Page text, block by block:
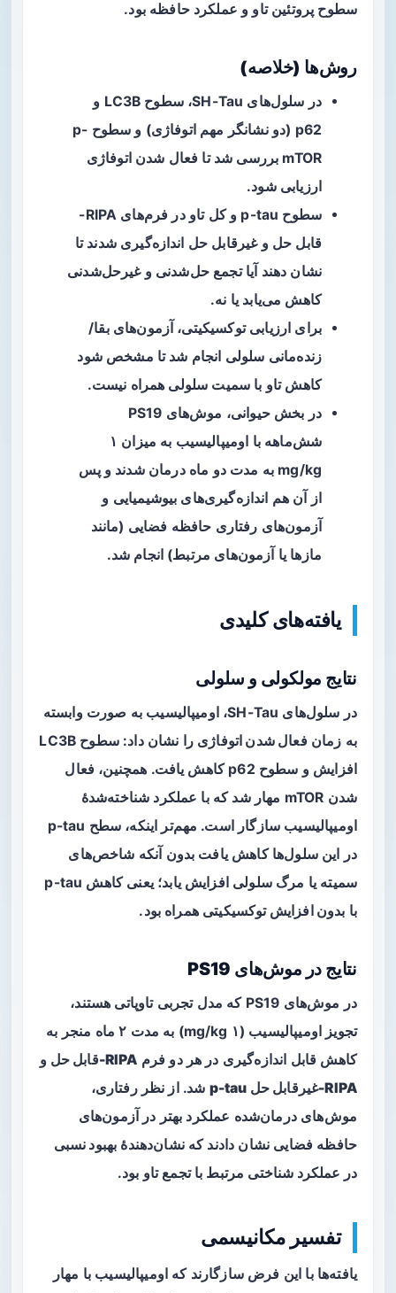
سطوح پروتئین تاو و عملکرد حافظه بود.
روش‌ها (خلاصه)
در سلول‌های SH-Tau، سطوح LC3B و
p62 (دو نشانگر مهم اتوفاژی) و سطوح p-
mTOR بررسی شد تا فعال شدن اتوفاژی
ارزیابی شود.
سطوح p-tau و کل تاو در فرم‌های RIPA-
قابل حل و غیرقابل حل اندازه‌گیری شدند تا
نشان دهند آیا تجمع حل‌شدنی و غیرحل‌شدنی
کاهش می‌یابد یا نه.
برای ارزیابی توکسیکیتی، آزمون‌های بقا/
زنده‌مانی سلولی انجام شد تا مشخص شود
کاهش تاو با سمیت سلولی همراه نیست.
در بخش حیوانی، موش‌های PS19
شش‌ماهه با اومیپالیسیب به میزان ۱
mg/kg به مدت دو ماه درمان شدند و پس
از آن هم اندازه‌گیری‌های بیوشیمیایی و
آزمون‌های رفتاری حافظه فضایی (مانند
مازها یا آزمون‌های مرتبط) انجام شد.
یافته‌های کلیدی
نتایج مولکولی و سلولی
در سلول‌های SH-Tau، اومیپالیسیب به صورت وابسته
به زمان فعال شدن اتوفاژی
را نشان داد: سطوح LC3B
افزایش و سطوح p62 کاهش یافت. همچنین، فعال
شدن mTOR مهار شد که با عملکرد شناخته‌شدهٔ
اومیپالیسیب سازگار است. مهم‌تر اینکه، سطح p-tau
در این سلول‌ها کاهش یافت بدون آنکه شاخص‌های
سمیته یا مرگ سلولی افزایش یابد؛ یعنی کاهش p-tau
با بدون افزایش توکسیکیتی همراه بود.
نتایج در موش‌های PS19
در موش‌های PS19 که مدل تجربی تاوپاتی هستند،
تجویز اومیپالیسیب (۱ mg/kg) به مدت ۲ ماه منجر به
کاهش قابل اندازه‌گیری در هر دو فرم
RIPA-قابل حل و
RIPA-غیرقابل حل p-tau
شد. از نظر رفتاری،
موش‌های درمان‌شده عملکرد بهتر در آزمون‌های
حافظه فضایی نشان دادند که نشان‌دهندهٔ بهبود نسبی
در عملکرد شناختی مرتبط با تجمع تاو بود.
تفسیر مکانیسمی
یافته‌ها با این فرض سازگارند که اومیپالیسیب با مهار